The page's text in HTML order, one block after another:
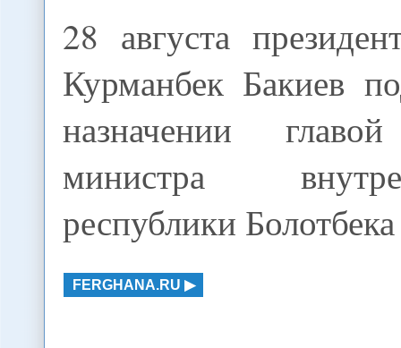
28 августа
Курманбек Бакиев
назначении
министра
республики
FERGHANA.RU